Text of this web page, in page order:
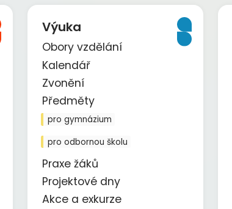
Výuka
Obory vzdělání
Kalendář
Zvonění
Předměty
pro gymnázium
pro odbornou školu
Praxe žáků
Projektové dny
Akce a exkurze